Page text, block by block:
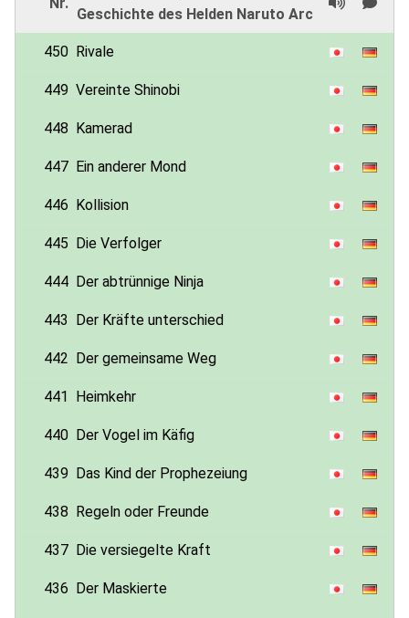
Geschichte des Helden Naruto Arc
450 Rivale
449 Vereinte Shinobi
448 Kamerad
447 Ein anderer Mond
446 Kollision
445 Die Verfolger
444 Der abtrünnige Ninja
443 Der Kräfte unterschied
442 Der gemeinsame Weg
441 Heimkehr
440 Der Vogel im Käfig
439 Das Kind der Prophezeiung
438 Regeln oder Freunde
437 Die versiegelte Kraft
436 Der Maskierte